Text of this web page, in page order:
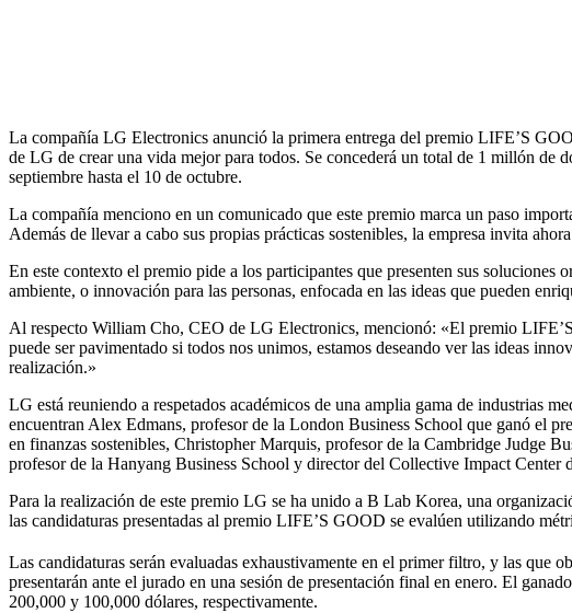
La compañía LG Electronics anunció la primera entrega del premio LIFE’S
de LG de crear una vida mejor para todos. Se concederá un total de 1 millón de
septiembre hasta el 10 de octubre.
La compañía menciono en un comunicado que este premio marca un paso
Además de llevar a cabo sus propias prácticas sostenibles, la empresa invita
En este contexto el premio pide a los participantes que presenten sus
ambiente, o innovación para las personas, enfocada en las ideas que pueden
Al respecto William Cho, CEO de LG Electronics, mencionó: «El premio
puede ser pavimentado si todos nos unimos, estamos deseando ver las ideas
realización.»
LG está reuniendo a respetados académicos de una amplia gama de industrias
encuentran Alex Edmans, profesor de la London Business School que ganó el
en finanzas sostenibles, Christopher Marquis, profesor de la Cambridge Judge
profesor de la Hanyang Business School y director del Collective Impact Center
Para la realización de este premio LG se ha unido a B Lab Korea, una
las candidaturas presentadas al premio LIFE’S GOOD se evalúen utilizando
Las candidaturas serán evaluadas exhaustivamente en el primer filtro, y las que
presentarán ante el jurado en una sesión de presentación final en enero. El
200,000 y 100,000 dólares, respectivamente.